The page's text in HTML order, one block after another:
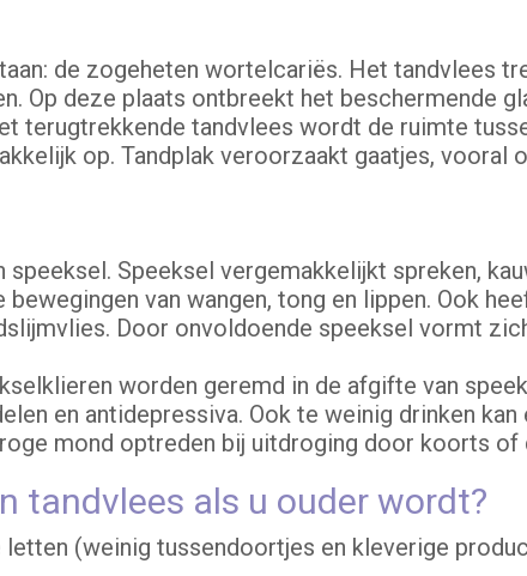
de zogeheten wortelcariës. Het tandvlees
deze plaats ontbreekt het beschermende
terugtrekkende tandvlees wordt de ruimte
op. Tandplak veroorzaakt gaatjes, vooral
Speeksel vergemakkelijkt spreken,
van wangen, tong en lippen. Ook
Door onvoldoende speeksel vormt
worden geremd in de afgifte van
en antidepressiva. Ook te weinig drinken kan
mond optreden bij uitdroging door koorts of
tandvlees als u ouder wordt?
(weinig tussendoortjes en kleverige